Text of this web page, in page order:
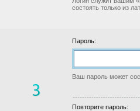
состоять только из
Пароль:
Ваш пароль может
Повторите пароль: